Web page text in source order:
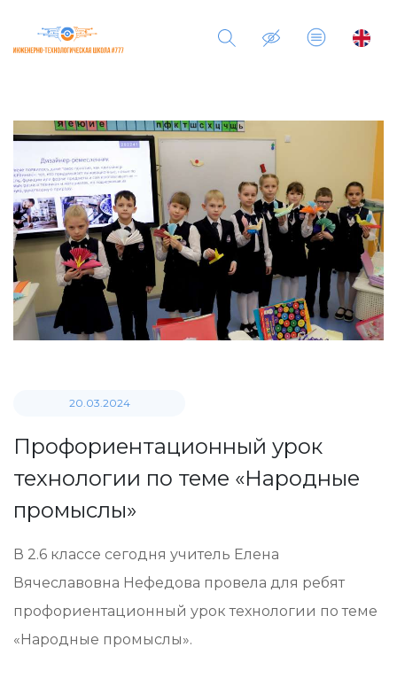
20.03.2024
Профориентационный урок
технологии по теме «Народные
промыслы»
В 2.6 классе сегодня учитель Елена
Вячеславовна Нефедова провела для ребят
профориентационный урок технологии по теме
«Народные промыслы».